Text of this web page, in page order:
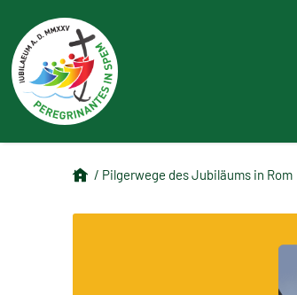
/ Pilgerwege des Jubiläums in Rom